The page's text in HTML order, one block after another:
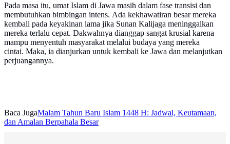
Pada masa itu, umat Islam di Jawa masih dalam fase transisi dan
membutuhkan bimbingan intens. Ada kekhawatiran besar mereka
kembali pada keyakinan lama jika Sunan Kalijaga meninggalkan
mereka terlalu cepat. Dakwahnya dianggap sangat krusial karena
mampu menyentuh masyarakat melalui budaya yang mereka
cintai. Maka, ia dianjurkan untuk kembali ke Jawa dan melanjutkan
perjuangannya.
Baca JugaMalam Tahun Baru Islam 1448 H: Jadwal, Keutamaan,
dan Amalan Berpahala Besar